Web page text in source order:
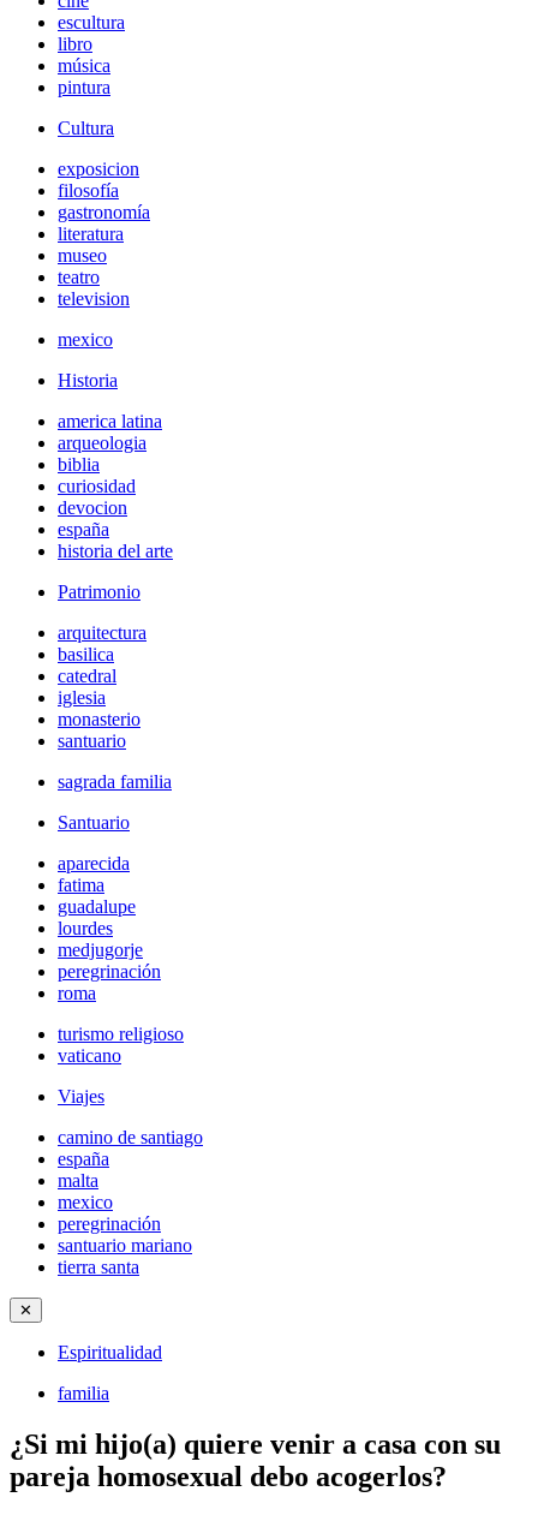
escultura
libro
música
pintura
Cultura
exposicion
filosofía
gastronomía
literatura
museo
teatro
television
mexico
Historia
america latina
arqueologia
biblia
curiosidad
devocion
españa
historia del arte
Patrimonio
arquitectura
basilica
catedral
iglesia
monasterio
santuario
sagrada familia
Santuario
aparecida
fatima
guadalupe
lourdes
medjugorje
peregrinación
roma
turismo religioso
vaticano
Viajes
camino de santiago
españa
malta
mexico
peregrinación
santuario mariano
tierra santa
✕
Espiritualidad
familia
¿Si mi hijo(a) quiere venir a casa con su
pareja homosexual debo acogerlos?